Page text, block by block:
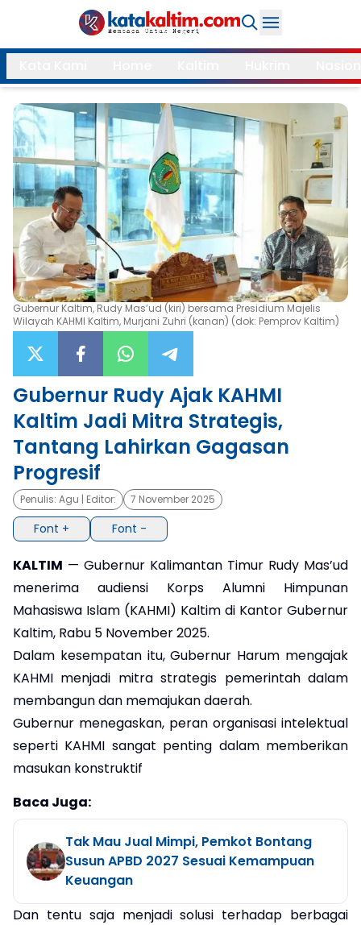
Daerah
Kukar
Samarinda
Bontang
Balikpapan
Kubar
Kutim
PPU
Mahulu
Paser
Berau
More
Internasional
Feature
Opini
Hidup
×
Search
Gubernur Kaltim, Rudy Mas’ud (kiri) bersama Presidium Majelis
Wilayah KAHMI Kaltim, Murjani Zuhri (kanan) (dok: Pemprov Kaltim)
Gubernur Rudy Ajak KAHMI
Kaltim Jadi Mitra Strategis,
Tantang Lahirkan Gagasan
Progresif
Penulis: Agu | Editor: 7 November 2025
Font + Font -
KALTIM — Gubernur Kalimantan Timur Rudy Mas’ud
menerima audiensi Korps Alumni Himpunan
Mahasiswa Islam (KAHMI) Kaltim di Kantor Gubernur
Kaltim, Rabu 5 November 2025.
Dalam kesempatan itu, Gubernur Harum mengajak
KAHMI menjadi mitra strategis pemerintah dalam
membangun dan memajukan daerah.
Gubernur menegaskan, peran organisasi intelektual
seperti KAHMI sangat penting dalam memberikan
masukan konstruktif
Baca Juga:
Tak Mau Jual Mimpi, Pemkot Bontang
Susun APBD 2027 Sesuai Kemampuan
Keuangan
Dan tentu saja menjadi solusi terhadap berbagai